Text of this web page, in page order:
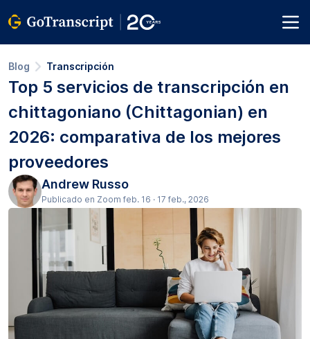
Blog Transcripción
Top 5 servicios de transcripción en
chittagoniano (Chittagonian) en
2026: comparativa de los mejores
proveedores
Andrew Russo
Publicado en Zoom feb. 16 · 17 feb., 2026